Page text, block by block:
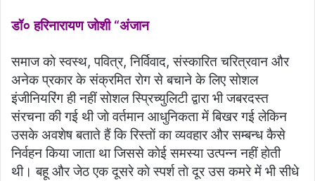
डॉ० हरिनारायण जाेशी “अंजान
समाज काे स्वस्थ, पवित्र, निर्विवाद, संस्कारित चरित्रवान और
अनेक प्रकार के संक्रमित राेग से बचाने के लिए साेशल
इंजीनियरिंग ही नहीं साेशल स्प्रिच्युलिटी द्वारा भी जबरदस्त
संरचना की गई थी जाे वर्तमान आधुनिकता में बिखर गई लेकिन
उसके अवशेष बताते हैं कि रिस्ताें का व्यवहार और सम्बन्ध कैसे
निर्वहन किया जाता था जिससे काेई समस्या उत्पन्न नहीं हाेती
थी। बहू और जेठ एक दूसरे काे स्पर्श ताे दूर उस कमरे में भी सीधे